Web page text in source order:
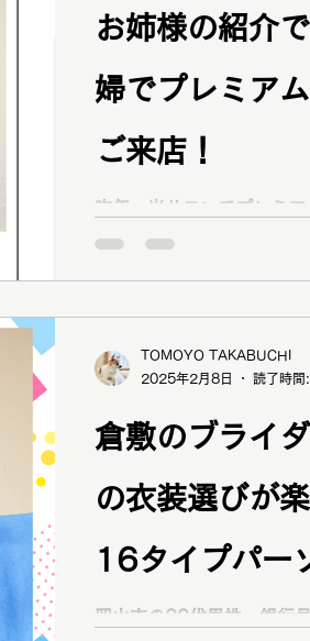
お姉様の紹介
婦でプレミア
ご来店！
昨年、当サロンでプレミ
骨格診断、顔タイプ診断
ださいました！ 妹さん（左） 1stウォームスオ
格 ラフウェーブ 顔タイプ エレガント 旦那さん（右）
1stクールウィンター（ブルベ冬） 2ndクー
ルベ夏） 骨格 ストレート メンズ顔タイプ エレガント
（ソフト） 妹さん「姉と同じブルベかと思ったけどイエ
てこれからは大人っぽい
で似合うものがハッキリ
ていただき嬉しいです☺️ 姉妹でも各診断結果が違い、似
られるのでお互いの似合
倉敷のブライ
の衣装選びが
16タイプパー
断、骨格12分
岡山市の30代男性、銀行員のO様と 瀬戸
TOMOYO TAKABUCHI
2025年2月8日
読了時